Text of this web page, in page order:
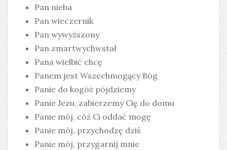
Pan nieba
Pan wieczernik
Pan wywyższony
Pan zmartwychwstał
Pana wielbić chcę
Panem jest Wszechmogący Bóg
Panie do kogóż pójdziemy
Panie Jezu, zabierzemy Cię do domu
Panie mój, cóż Ci oddać mogę
Panie mój, przychodzę dziś
Panie mój, przygarnij mnie